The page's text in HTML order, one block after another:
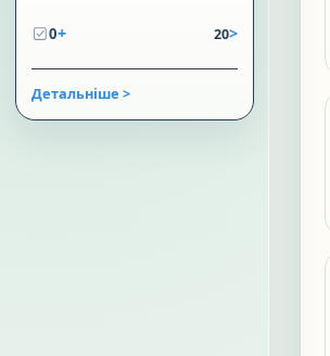
0+ 20>
Детальніше >